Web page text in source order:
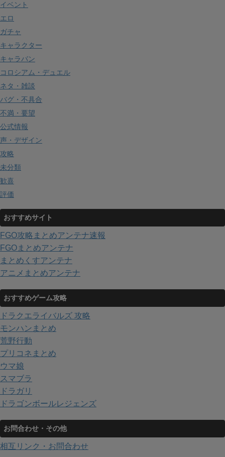
イベント
エロ
ガチャ
キャラクター
キャラバン
コロシアム・デュエル
ネタ・雑談
バグ・不具合
不満・要望
公式情報
声・デザイン
攻略
未分類
歓喜
評価
おすすめサイト
FGO攻略まとめアンテナ速報
FGOまとめアンテナ
まとめくすアンテナ
アニメまとめアンテナ
おすすめゲーム攻略
ドラクエライバルズ 攻略
モンハンまとめ
荒野行動
プリコネまとめ
ウマ娘
スマブラ
ドラガリ
ドラゴンボールレジェンズ
お問合わせ・その他
相互リンク・お問合わせ